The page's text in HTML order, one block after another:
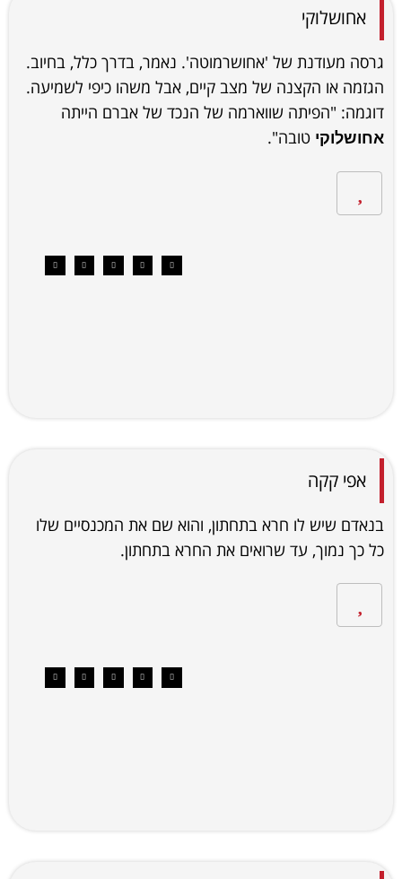
אחושלוקי
גרסה מעודנת של 'אחושרמוטה'. נאמר, בדרך כלל, בחיוב.
הגזמה או הקצנה של מצב קיים, אבל משהו כיפי לשמיעה.
דוגמה: "הפיתה שווארמה של הנכד של אברם הייתה
אחושלוקי טובה".
אפי קקה
בנאדם שיש לו חרא בתחתון, והוא שם את המכנסיים שלו
כל כך נמוך, עד שרואים את החרא בתחתון.